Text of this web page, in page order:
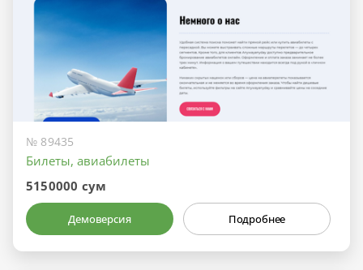
№ 89435
Билеты, авиабилеты
5150000 сум
Демоверсия Подробнее